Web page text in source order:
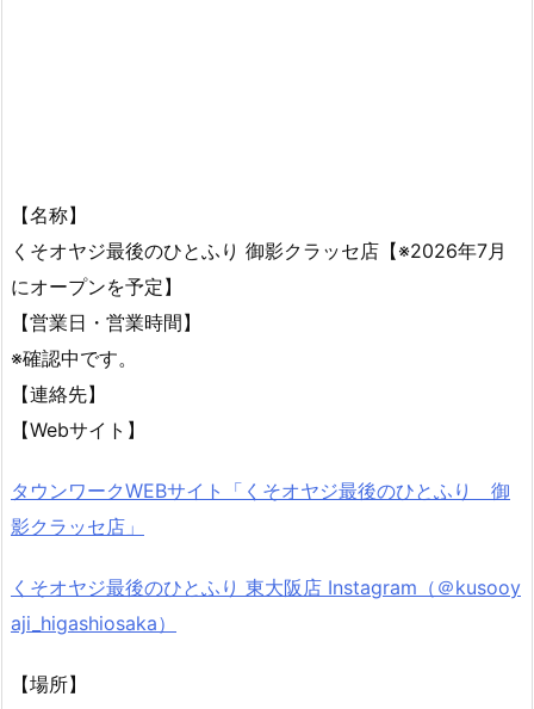
【名称】
くそオヤジ最後のひとふり 御影クラッセ店【※2026年7月
にオープンを予定】
【営業日・営業時間】
※確認中です。
【連絡先】
【Webサイト】
タウンワークWEBサイト「くそオヤジ最後のひとふり 御
影クラッセ店」
くそオヤジ最後のひとふり 東大阪店 Instagram（＠kusooy
aji_higashiosaka）
【場所】